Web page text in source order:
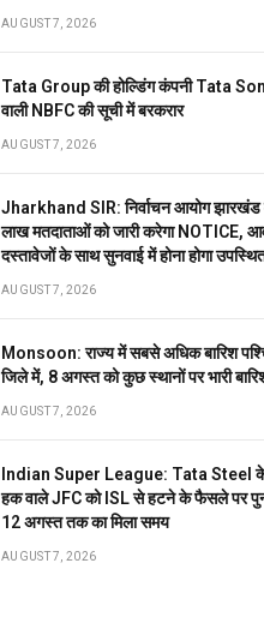
AUGUST 7, 2026
Tata Group की होल्डिंग कंपनी Tata
वाली NBFC की सूची में बरकरार
AUGUST 7, 2026
Jharkhand SIR: निर्वाचन आयोग
लाख मतदाताओं को जारी करेगा NOTICE,
दस्तावेजों के साथ सुनवाई में होना होगा
AUGUST 7, 2026
Monsoon: राज्य में सबसे अधिक बारिश
जिले में, 8 अगस्त को कुछ स्थानों पर भारी
AUGUST 7, 2026
Indian Super League: Tata Steel के
हक वाले JFC को ISL से हटने के फैसले पर
12 अगस्त तक का मिला समय
AUGUST 7, 2026